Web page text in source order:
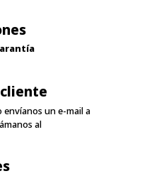
envíanos un e-mail a
al